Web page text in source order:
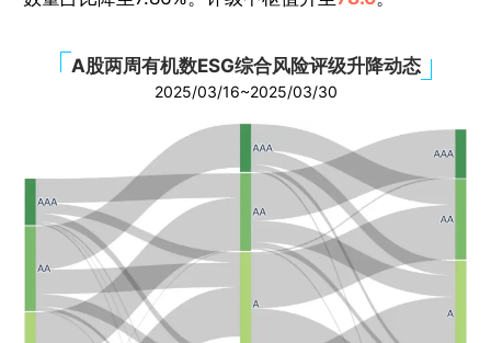
A股两周有机数ESG综合风险评级升降动态
2025/03/16~2025/03/30